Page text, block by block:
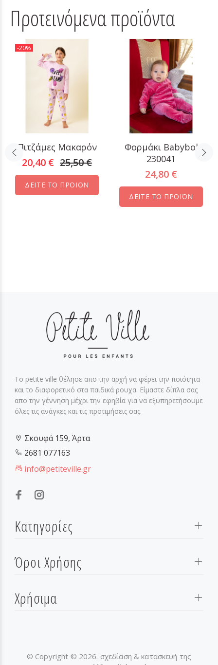
Προτεινόμενα προϊόντα
-20%
Πιτζάμες Μακαρόν
20,40 € 25,50 €
ΔΕΙΤΕ ΤΟ ΠΡΟΪΟΝ
Φορμάκι Babybol
230041
24,80 €
ΔΕΙΤΕ ΤΟ ΠΡΟΪΟΝ
Το petite ville θέλησε απο την αρχή να φέρει την ποιότητα
και το διαφορετικό στα παιδικά ρουχα. Είμαστε δίπλα σας
απο την γέννηση μέχρι την εφηβία για να εξυπηρετήσουμε
όλες τις ανάγκες και τις προτιμήσεις σας.
Σκουφά 159, Άρτα
2681 077163
info@petiteville.gr
Κατηγορίες
Όροι Χρήσης
Χρήσιμα
© Copyright © 2026. σχεδίαση & κατασκευή της